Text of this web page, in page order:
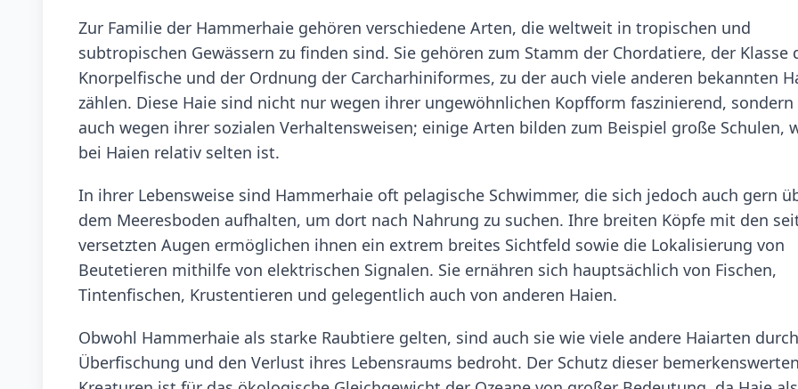
Zur Familie der Hammerhaie gehören verschiedene Arten, die weltweit in tropischen und
subtropischen Gewässern zu finden sind. Sie gehören zum Stamm der Chordatiere, der Klasse
Knorpelfische und der Ordnung der Carcharhiniformes, zu der auch viele anderen bekannten
zählen. Diese Haie sind nicht nur wegen ihrer ungewöhnlichen Kopfform faszinierend, sondern
auch wegen ihrer sozialen Verhaltensweisen; einige Arten bilden zum Beispiel große Schulen,
bei Haien relativ selten ist.
In ihrer Lebensweise sind Hammerhaie oft pelagische Schwimmer, die sich jedoch auch gern
dem Meeresboden aufhalten, um dort nach Nahrung zu suchen. Ihre breiten Köpfe mit den
versetzten Augen ermöglichen ihnen ein extrem breites Sichtfeld sowie die Lokalisierung von
Beutetieren mithilfe von elektrischen Signalen. Sie ernähren sich hauptsächlich von Fischen,
Tintenfischen, Krustentieren und gelegentlich auch von anderen Haien.
Obwohl Hammerhaie als starke Raubtiere gelten, sind auch sie wie viele andere Haiarten durch
Überfischung und den Verlust ihres Lebensraums bedroht. Der Schutz dieser